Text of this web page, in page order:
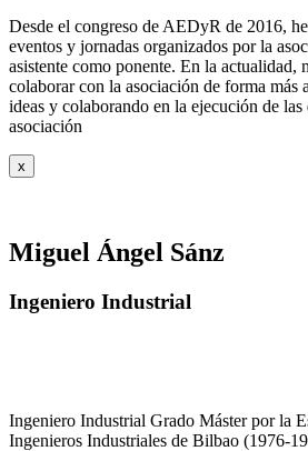
Desde el congreso de AEDyR de 2016,
eventos y jornadas organizados por la
asistente como ponente. En la actualidad,
colaborar con la asociación de forma más
ideas y colaborando en la ejecución de las
asociación
x
Miguel Ángel Sánz
Ingeniero Industrial
Ingeniero Industrial Grado Máster por la
Ingenieros Industriales de Bilbao (1976-